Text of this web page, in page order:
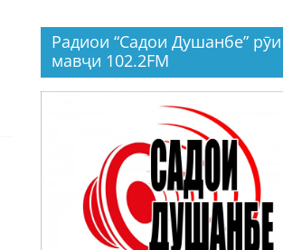
Радиои “Садои Душанбе” рӯи
мавҷи 102.2FM